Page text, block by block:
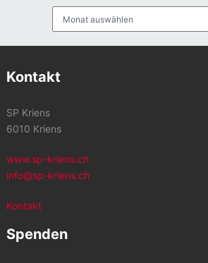
Kontakt
SP Kriens
6010 Kriens
www.sp-kriens.ch
info@sp-kriens.ch
Kontakt
Spenden